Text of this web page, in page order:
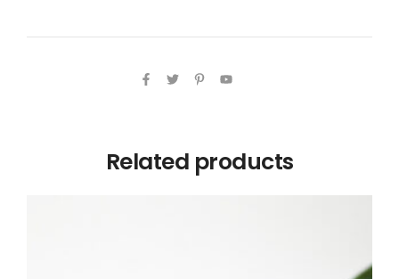
Related products